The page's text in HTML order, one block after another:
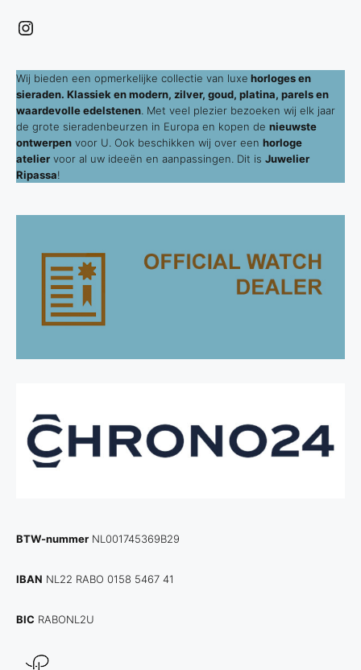
Instagram
Wij bieden een opmerkelijke collectie van luxe horloges en
sieraden. Klassiek en modern, zilver, goud, platina, parels en
waardevolle edelstenen . Met veel plezier bezoeken wij elk jaar
de grote sieradenbeurzen in Europa en kopen de nieuwste
ontwerpen voor U. Ook beschikken wij over een horloge
atelier voor al uw ideeën en aanpassingen. Dit is Juwelier
Ripassa!
BTW-nummer NL001745369B29
IBAN NL22 RABO 0158 5467 41
BIC RABONL2U